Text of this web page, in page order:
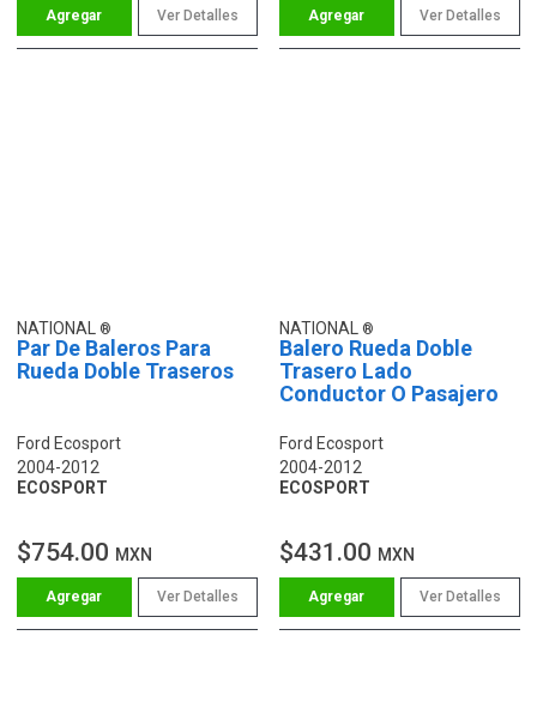
Ver Detalles Ver Detalles
NATIONAL
Par De Baleros Para
Rueda Doble Traseros
Ford Ecosport
2004-2012
ECOSPORT
$754.00 MXN
Ver Detalles
NATIONAL
Balero Rueda Doble
Trasero Lado
Conductor O Pasajero
Ford Ecosport
2004-2012
ECOSPORT
$431.00 MXN
Ver Detalles